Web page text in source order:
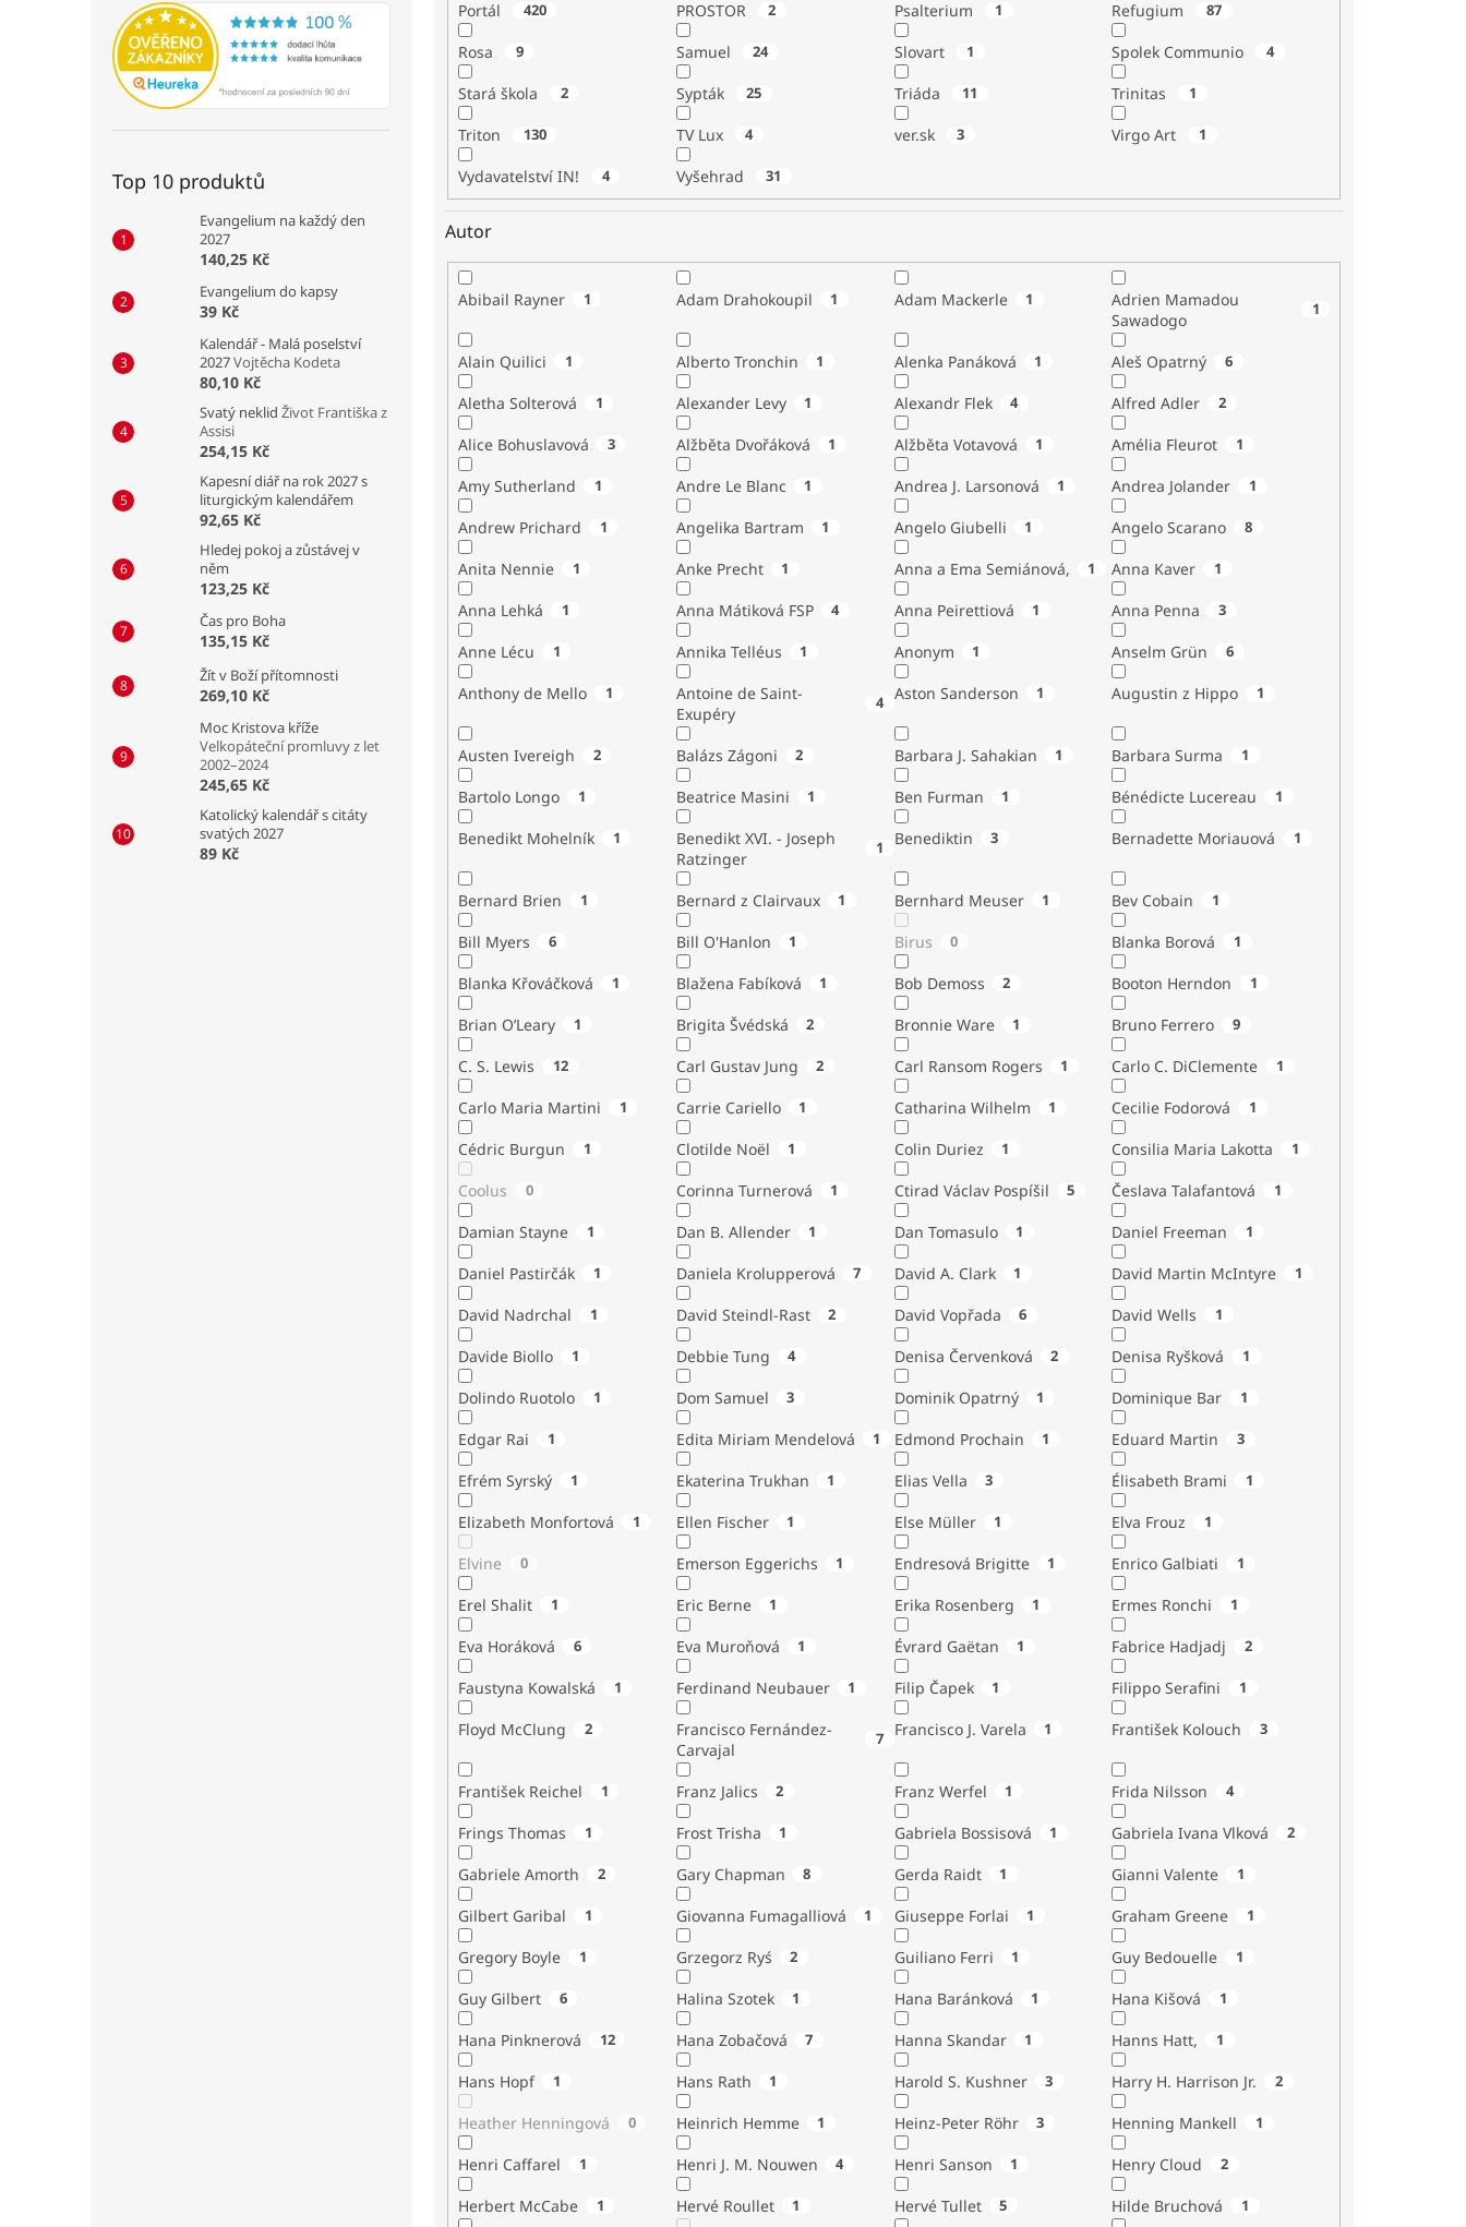
Top 10 produktů
Evangelium na každý den
2027
140,25 Kč
Evangelium do kapsy
39 Kč
Kalendář - Malá poselství
2027Vojtěcha Kodeta
80,10 Kč
Svatý neklid Život Františka z
Assisi
254,15 Kč
Kapesní diář na rok 2027 s
liturgickým kalendářem
92,65 Kč
Hledej pokoj a zůstávej v
něm
123,25 Kč
Čas pro Boha
135,15 Kč
Žít v Boží přítomnosti
269,10 Kč
Moc Kristova kříže
Velkopáteční promluvy z let
2002–2024
245,65 Kč
Katolický kalendář s citáty
svatých 2027
89 Kč
Portál 420 PROSTOR 2 Psalterium 1 Refugium 87
Rosa 9 Samuel 24 Slovart 1 Spolek Communio 4
Stará škola 2 Sypták 25 Triáda 11 Trinitas 1
Triton 130 TV Lux 4 ver.sk 3 Virgo Art 1
Vydavatelství IN! 4 Vyšehrad 31
Autor
Abibail Rayner 1 Adam Drahokoupil 1 Adam Mackerle 1
Adrien Mamadou
Sawadogo
1
Alain Quilici 1 Alberto Tronchin 1 Alenka Panáková 1 Aleš Opatrný 6
Aletha Solterová 1 Alexander Levy 1 Alexandr Flek 4 Alfred Adler 2
Alice Bohuslavová 3 Alžběta Dvořáková 1 Alžběta Votavová 1 Amélia Fleurot 1
Amy Sutherland 1 Andre Le Blanc 1 Andrea J. Larsonová 1 Andrea Jolander 1
Andrew Prichard 1 Angelika Bartram 1 Angelo Giubelli 1 Angelo Scarano 8
Anita Nennie 1 Anke Precht 1 Anna a Ema Semiánová, 1 Anna Kaver 1
Anna Lehká 1 Anna Mátiková FSP 4 Anna Peirettiová 1 Anna Penna 3
Anne Lécu 1 Annika Telléus 1 Anonym 1 Anselm Grün 6
Anthony de Mello 1
Antoine de Saint-
Exupéry
4 Aston Sanderson 1 Augustin z Hippo 1
Austen Ivereigh 2 Balázs Zágoni 2 Barbara J. Sahakian 1 Barbara Surma 1
Bartolo Longo 1 Beatrice Masini 1 Ben Furman 1 Bénédicte Lucereau 1
Benedikt Mohelník 1
Benedikt XVI. - Joseph
Ratzinger
1 Benediktin 3 Bernadette Moriauová 1
Bernard Brien 1 Bernard z Clairvaux 1 Bernhard Meuser 1 Bev Cobain 1
Bill Myers 6 Bill O'Hanlon 1 Birus 0 Blanka Borová 1
Blanka Křováčková 1 Blažena Fabíková 1 Bob Demoss 2 Booton Herndon 1
Brian O’Leary 1 Brigita Švédská 2 Bronnie Ware 1 Bruno Ferrero 9
C. S. Lewis 12 Carl Gustav Jung 2 Carl Ransom Rogers 1 Carlo C. DiClemente 1
Carlo Maria Martini 1 Carrie Cariello 1 Catharina Wilhelm 1 Cecilie Fodorová 1
Cédric Burgun 1 Clotilde Noël 1 Colin Duriez 1 Consilia Maria Lakotta 1
Coolus 0 Corinna Turnerová 1 Ctirad Václav Pospíšil 5 Česlava Talafantová 1
Damian Stayne 1 Dan B. Allender 1 Dan Tomasulo 1 Daniel Freeman 1
Daniel Pastirčák 1 Daniela Krolupperová 7 David A. Clark 1 David Martin McIntyre 1
David Nadrchal 1 David Steindl-Rast 2 David Vopřada 6 David Wells 1
Davide Biollo 1 Debbie Tung 4 Denisa Červenková 2 Denisa Ryšková 1
Dolindo Ruotolo 1 Dom Samuel 3 Dominik Opatrný 1 Dominique Bar 1
Edgar Rai 1 Edita Miriam Mendelová 1 Edmond Prochain 1 Eduard Martin 3
Efrém Syrský 1 Ekaterina Trukhan 1 Elias Vella 3 Élisabeth Brami 1
Elizabeth Monfortová 1 Ellen Fischer 1 Else Müller 1 Elva Frouz 1
Elvine 0 Emerson Eggerichs 1 Endresová Brigitte 1 Enrico Galbiati 1
Erel Shalit 1 Eric Berne 1 Erika Rosenberg 1 Ermes Ronchi 1
Eva Horáková 6 Eva Muroňová 1 Évrard Gaëtan 1 Fabrice Hadjadj 2
Faustyna Kowalská 1 Ferdinand Neubauer 1 Filip Čapek 1 Filippo Serafini 1
Floyd McClung 2
Francisco Fernández-
Carvajal
7 Francisco J. Varela 1 František Kolouch 3
František Reichel 1 Franz Jalics 2 Franz Werfel 1 Frida Nilsson 4
Frings Thomas 1 Frost Trisha 1 Gabriela Bossisová 1 Gabriela Ivana Vlková 2
Gabriele Amorth 2 Gary Chapman 8 Gerda Raidt 1 Gianni Valente 1
Gilbert Garibal 1 Giovanna Fumagalliová 1 Giuseppe Forlai 1 Graham Greene 1
Gregory Boyle 1 Grzegorz Ryś 2 Guiliano Ferri 1 Guy Bedouelle 1
Guy Gilbert 6 Halina Szotek 1 Hana Baránková 1 Hana Kišová 1
Hana Pinknerová 12 Hana Zobačová 7 Hanna Skandar 1 Hanns Hatt, 1
Hans Hopf 1 Hans Rath 1 Harold S. Kushner 3 Harry H. Harrison Jr. 2
Heather Henningová 0 Heinrich Hemme 1 Heinz-Peter Röhr 3 Henning Mankell 1
Henri Caffarel 1 Henri J. M. Nouwen 4 Henri Sanson 1 Henry Cloud 2
Herbert McCabe 1 Hervé Roullet 1 Hervé Tullet 5 Hilde Bruchová 1